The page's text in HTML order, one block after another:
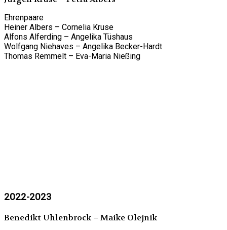
Ehrenpaare
Heiner Albers – Cornelia Kruse
Alfons Alferding – Angelika Tüshaus
Wolfgang Niehaves – Angelika Becker-Hardt
Thomas Remmelt – Eva-Maria Nießing
2022-2023
Benedikt Uhlenbrock – Maike Olejnik